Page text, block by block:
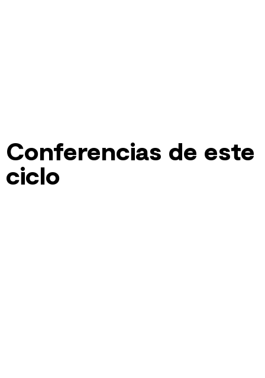
Conferencias de este
ciclo